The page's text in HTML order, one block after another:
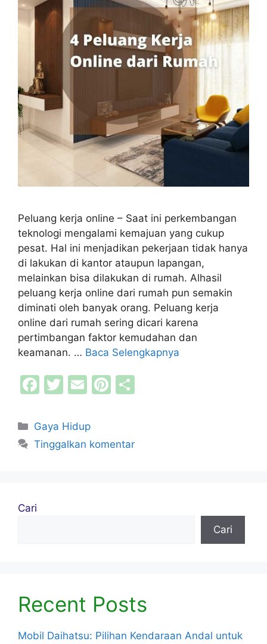
Peluang kerja online – Saat ini perkembangan
teknologi mengalami kemajuan yang cukup
pesat. Hal ini menjadikan pekerjaan tidak hanya
di lakukan di kantor ataupun lapangan,
melainkan bisa dilakukan di rumah. Alhasil
peluang kerja online dari rumah pun semakin
diminati oleh banyak orang. Peluang kerja
online dari rumah sering dicari karena
pertimbangan faktor kemudahan dan
keamanan. … Baca Selengkapnya
F
c
e
T
itt
er
E
ai
l
Pi
e
Kategori
Gaya Hidup
Tinggalkan komentar
Cari
Cari
Recent Posts
Mobil Daihatsu: Pilihan Kendaraan Andal untuk